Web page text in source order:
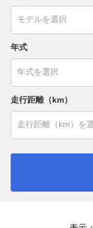
年式
走行距離（km）